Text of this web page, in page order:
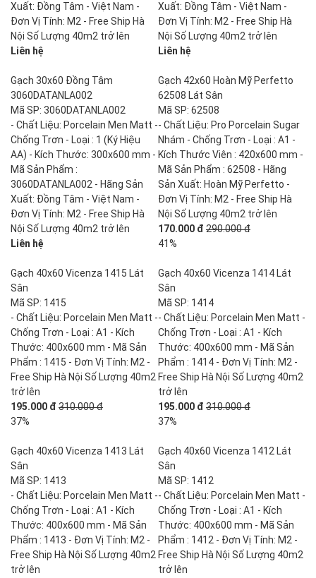
Xuất: Đồng Tâm - Việt Nam -
Đơn Vị Tính: M2 - Free Ship Hà
Nội Số Lượng 40m2 trở lên
Liên hệ
Xuất: Đồng Tâm - Việt Nam -
Đơn Vị Tính: M2 - Free Ship Hà
Nội Số Lượng 40m2 trở lên
Liên hệ
Gạch 30x60 Đồng Tâm
3060DATANLA002
Mã SP: 3060DATANLA002
- Chất Liệu: Porcelain Men Matt -
Chống Trơn - Loại : 1 (Ký Hiệu
AA) - Kích Thước: 300x600 mm -
Mã Sản Phẩm :
3060DATANLA002 - Hãng Sản
Xuất: Đồng Tâm - Việt Nam -
Đơn Vị Tính: M2 - Free Ship Hà
Nội Số Lượng 40m2 trở lên
Liên hệ
Gạch 42x60 Hoàn Mỹ Perfetto
62508 Lát Sân
Mã SP: 62508
- Chất Liệu: Pro Porcelain Sugar
Nhám - Chống Trơn - Loại : A1 -
Kích Thước Viên : 420x600 mm -
Mã Sản Phẩm : 62508 - Hãng
Sản Xuất: Hoàn Mỹ Perfetto -
Đơn Vị Tính: M2 - Free Ship Hà
Nội Số Lượng 40m2 trở lên
170.000 đ 290.000 đ
41%
Gạch 40x60 Vicenza 1415 Lát
Sân
Mã SP: 1415
- Chất Liệu: Porcelain Men Matt -
Chống Trơn - Loại : A1 - Kích
Thước: 400x600 mm - Mã Sản
Phẩm : 1415 - Đơn Vị Tính: M2 -
Free Ship Hà Nội Số Lượng 40m2
trở lên
195.000 đ 310.000 đ
37%
Gạch 40x60 Vicenza 1414 Lát
Sân
Mã SP: 1414
- Chất Liệu: Porcelain Men Matt -
Chống Trơn - Loại : A1 - Kích
Thước: 400x600 mm - Mã Sản
Phẩm : 1414 - Đơn Vị Tính: M2 -
Free Ship Hà Nội Số Lượng 40m2
trở lên
195.000 đ 310.000 đ
37%
Gạch 40x60 Vicenza 1413 Lát
Sân
Mã SP: 1413
- Chất Liệu: Porcelain Men Matt -
Chống Trơn - Loại : A1 - Kích
Thước: 400x600 mm - Mã Sản
Phẩm : 1413 - Đơn Vị Tính: M2 -
Free Ship Hà Nội Số Lượng 40m2
trở lên
Gạch 40x60 Vicenza 1412 Lát
Sân
Mã SP: 1412
- Chất Liệu: Porcelain Men Matt -
Chống Trơn - Loại : A1 - Kích
Thước: 400x600 mm - Mã Sản
Phẩm : 1412 - Đơn Vị Tính: M2 -
Free Ship Hà Nội Số Lượng 40m2
trở lên